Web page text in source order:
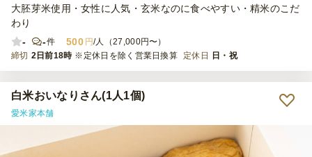
大胚芽米使用・女性に人気・玄米なのに食べやすい・精米のこだ
わり
-
-件 500 円/人（27,000円〜）
締切 2日前18時 ※定休日を除く営業日換算 定休日 日・祝
白米おいなりさん(1人1個)
愛米家本舗